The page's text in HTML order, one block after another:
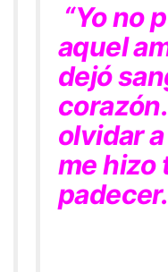
“Yo no
aquel
dejó
olvidar
me hizo